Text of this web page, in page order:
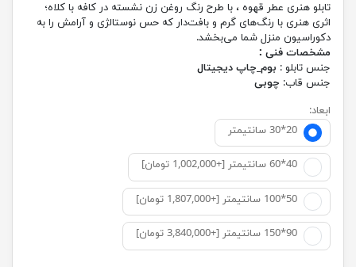
تابلو هنری عطر قهوه ، با طرح رنگ روغن زن نشسته در کافه با کلاه؛
اثری هنری با رنگ‌های گرم و بافت‌دار که حس نوستالژی و آرامش را به
دکوراسیون منزل شما می‌بخشد.
مشخصات فنی :
جنس تابلو : بوم_چاپ دیجیتال
جنس قاب: چوبی
ابعاد:
20*30 سانتيمتر
40*60 سانتیمتر [+1,002,000 تومان]
50*100 سانتیمتر [+1,807,000 تومان]
90*150 سانتیمتر [+3,840,000 تومان]